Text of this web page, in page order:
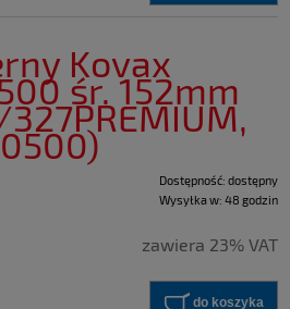
Kovax
śr. 152mm
Dostępność: dostępny
Wysyłka w: 48 godzin
zawiera 23% VAT
do koszyka